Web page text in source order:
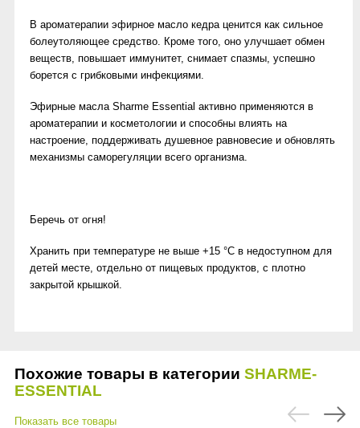
В ароматерапии эфирное масло кедра ценится как сильное
болеутоляющее средство. Кроме того, оно улучшает обмен
веществ, повышает иммунитет, снимает спазмы, успешно
борется с грибковыми инфекциями.
Эфирные масла Sharme Essential активно применяются в
ароматерапии и косметологии и способны влиять на
настроение, поддерживать душевное равновесие и обновлять
механизмы саморегуляции всего организма.
Беречь от огня!
Хранить при температуре не выше +15 °C в недоступном для
детей месте, отдельно от пищевых продуктов, с плотно
закрытой крышкой.
Похожие товары в категории SHARME-
ESSENTIAL
Показать все товары